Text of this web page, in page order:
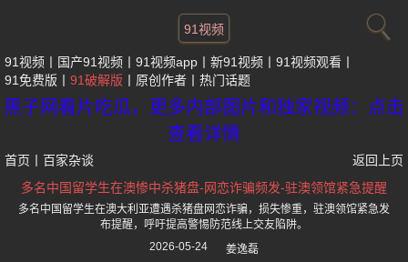
91视频
91视频 国产91视频 91视频app 新91视频
91视频观看
91免费版
91破解版 原创作者 热门话题
黑子网看片吃瓜，更多内部图片和独家视频：点击
查看详情
首页 百家杂谈
返回上页
多名中国留学生在澳惨中杀猪盘-网恋诈骗频发-驻澳领馆紧急提醒
多名中国留学生在澳大利亚遭遇杀猪盘网恋诈骗，损失惨重，驻澳领馆紧急发
布提醒，呼吁提高警惕防范线上交友陷阱。
2026-05-24
姜逸磊